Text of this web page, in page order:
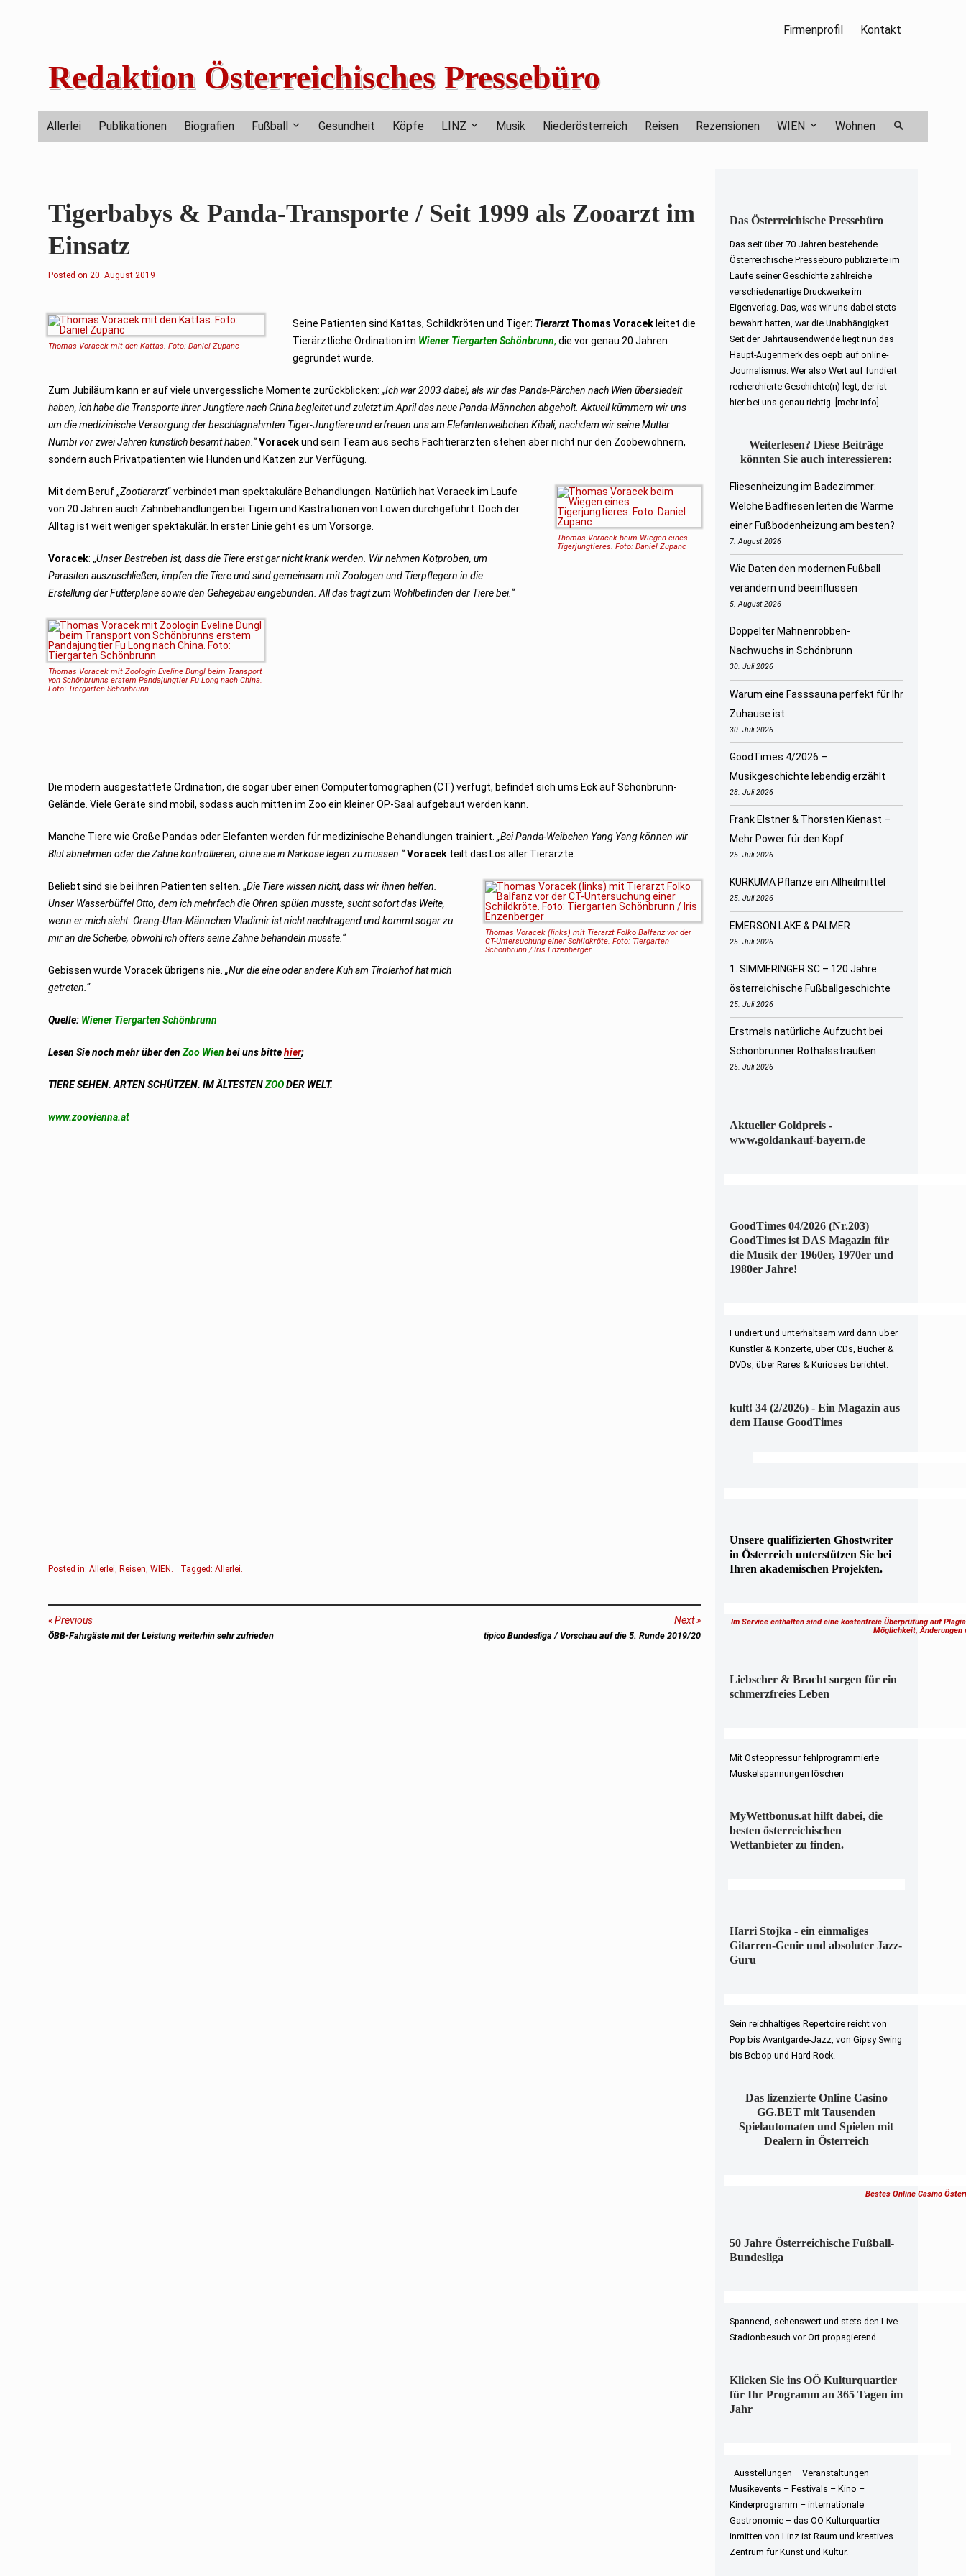
Firmenprofil Kontakt
Redaktion Österreichisches Pressebüro
Allerlei Publikationen Biografien Fußball Gesundheit Köpfe LINZ Musik Niederösterreich Reisen Rezensionen WIEN Wohnen
Tigerbabys & Panda-Transporte / Seit 1999 als Zooarzt im
Einsatz
Posted on 20. August 2019
Thomas Voracek mit den Kattas. Foto: Daniel Zupanc
Seine Patienten sind Kattas, Schildkröten und Tiger: Tierarzt Thomas Voracekleitet die
Tierärztliche Ordination im Wiener Tiergarten Schönbrunn, die vor genau 20 Jahren
gegründet wurde.
Zum Jubiläum kann er auf viele unvergessliche Momente zurückblicken:„Ich war 2003 dabei, als wir das Panda-Pärchen nach Wien übersiedelt
haben, ich habe die Transporte ihrer Jungtiere nach China begleitet und zuletzt im April das neue Panda-Männchen abgeholt. Aktuell kümmern wir uns
um die medizinische Versorgung der beschlagnahmten Tiger-Jungtiere und erfreuen uns am Elefantenweibchen Kibali, nachdem wir seine Mutter
Numbi vor zwei Jahren künstlich besamt haben.“Voracekund sein Team aus sechs Fachtierärzten stehen aber nicht nur den Zoobewohnern,
sondern auch Privatpatienten wie Hunden und Katzen zur Verfügung.
Thomas Voracek beim Wiegen eines
Tigerjungtieres. Foto: Daniel Zupanc
Mit dem Beruf „Zootierarzt“ verbindet man spektakuläre Behandlungen. Natürlich hat Voracek im Laufe
von 20 Jahren auch Zahnbehandlungen bei Tigern und Kastrationen von Löwen durchgeführt. Doch der
Alltag ist weit weniger spektakulär. In erster Linie geht es um Vorsorge.
Voracek: „Unser Bestreben ist, dass die Tiere erst gar nicht krank werden. Wir nehmen Kotproben, um
Parasiten auszuschließen, impfen die Tiere und sind gemeinsam mit Zoologen und Tierpflegern in die
Erstellung der Futterpläne sowie den Gehegebau eingebunden. All das trägt zum Wohlbefinden der Tiere bei.“
Thomas Voracek mit Zoologin Eveline Dungl beim Transport
von Schönbrunns erstem Pandajungtier Fu Long nach China.
Foto: Tiergarten Schönbrunn
Die modern ausgestattete Ordination, die sogar über einen Computertomographen (CT) verfügt, befindet sich ums Eck auf Schönbrunn-
Gelände. Viele Geräte sind mobil, sodass auch mitten im Zoo ein kleiner OP-Saal aufgebaut werden kann.
Manche Tiere wie Große Pandas oder Elefanten werden für medizinische Behandlungen trainiert.„Bei Panda-Weibchen Yang Yang können wir
Blut abnehmen oder die Zähne kontrollieren, ohne sie in Narkose legen zu müssen.“Voracek teilt das Los aller Tierärzte.
Thomas Voracek (links) mit Tierarzt Folko Balfanz vor der
CT-Untersuchung einer Schildkröte. Foto: Tiergarten
Schönbrunn / Iris Enzenberger
Beliebt sind sie bei ihren Patienten selten. „Die Tiere wissen nicht, dass wir ihnen helfen.
Unser Wasserbüffel Otto, dem ich mehrfach die Ohren spülen musste, sucht sofort das Weite,
wenn er mich sieht. Orang-Utan-Männchen Vladimir ist nicht nachtragend und kommt sogar zu
mir an die Scheibe, obwohl ich öfters seine Zähne behandeln musste.“
Gebissen wurde Voracek übrigens nie. „Nur die eine oder andere Kuh am Tirolerhof hat mich
getreten.“
Quelle: Wiener Tiergarten Schönbrunn
Lesen Sie noch mehr über denZoo Wien bei uns bittehier;
TIERE SEHEN. ARTEN SCHÜTZEN. IM ÄLTESTENZOODER WELT.
www.zoovienna.at
Posted in:Allerlei ,Reisen ,WIEN Tagged:Allerlei
Beitragsnavigation
Previous
Previous
ÖBB-Fahrgäste mit der Leistung weiterhin sehr zufrieden
Next
Next
tipico Bundesliga / Vorschau auf die 5. Runde 2019/20
Das Österreichische Pressebüro
Das seit über 70 Jahren bestehende
Österreichische Pressebüro publizierte im
Laufe seiner Geschichte zahlreiche
verschiedenartige Druckwerke im
Eigenverlag. Das, was wir uns dabei stets
bewahrt hatten, war die Unabhängigkeit.
Seit der Jahrtausendwende liegt nun das
Haupt-Augenmerk des oepb auf online-
Journalismus. Wer also Wert auf fundiert
recherchierte Geschichte(n) legt, der ist
hier bei uns genau richtig. [mehr Info]
Weiterlesen? Diese Beiträge
könnten Sie auch interessieren:
Fliesenheizung im Badezimmer:
Welche Badfliesen leiten die Wärme
einer Fußbodenheizung am besten?
7. August 2026
Wie Daten den modernen Fußball
verändern und beeinflussen
5. August 2026
Doppelter Mähnenrobben-
Nachwuchs in Schönbrunn
30. Juli 2026
Warum eine Fasssauna perfekt für Ihr
Zuhause ist
30. Juli 2026
GoodTimes 4/2026 –
Musikgeschichte lebendig erzählt
28. Juli 2026
Frank Elstner & Thorsten Kienast –
Mehr Power für den Kopf
25. Juli 2026
KURKUMA Pflanze ein Allheilmittel
25. Juli 2026
EMERSON LAKE & PALMER
25. Juli 2026
1. SIMMERINGER SC – 120 Jahre
österreichische Fußballgeschichte
25. Juli 2026
Erstmals natürliche Aufzucht bei
Schönbrunner Rothalsstraußen
25. Juli 2026
Aktueller Goldpreis -
www.goldankauf-bayern.de
GoodTimes 04/2026 (Nr.203)
GoodTimes ist DAS Magazin für
die Musik der 1960er, 1970er und
1980er Jahre!
Fundiert und unterhaltsam wird darin über
Künstler & Konzerte, über CDs, Bücher &
DVDs, über Rares & Kurioses berichtet.
kult! 34 (2/2026) - Ein Magazin aus
dem Hause GoodTimes
Unsere qualifizierten Ghostwriter
in Österreich unterstützen Sie bei
Ihren akademischen Projekten.
Im Service enthalten sind eine kostenfreie Überprüfung auf
Möglichkeit,
Liebscher & Bracht sorgen für ein
schmerzfreies Leben
Mit Osteopressur fehlprogrammierte
Muskelspannungen löschen
MyWettbonus.at hilft dabei, die
besten österreichischen
Wettanbieter zu finden.
Harri Stojka - ein einmaliges
Gitarren-Genie und absoluter Jazz-
Guru
Sein reichhaltiges Repertoire reicht von
Pop bis Avantgarde-Jazz, von Gipsy Swing
bis Bebop und Hard Rock.
Das lizenzierte Online Casino
GG.BET mit Tausenden
Spielautomaten und Spielen mit
Dealern in Österreich
Bestes Online Casino
50 Jahre Österreichische Fußball-
Bundesliga
Spannend, sehenswert und stets den Live-
Stadionbesuch vor Ort propagierend
Klicken Sie ins OÖ Kulturquartier
für Ihr Programm an 365 Tagen im
Jahr
Ausstellungen – Veranstaltungen –
Musikevents – Festivals – Kino –
Kinderprogramm – internationale
Gastronomie – das OÖ Kulturquartier
inmitten von Linz ist Raum und kreatives
Zentrum für Kunst und Kultur.